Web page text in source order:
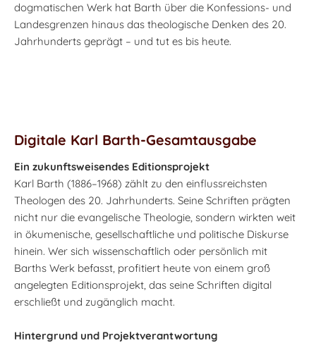
dogmatischen Werk hat Barth über die Konfessions- und
Landesgrenzen hinaus das theologische Denken des 20.
Jahrhunderts geprägt – und tut es bis heute.
Digitale Karl Barth-Gesamtausgabe
Ein zukunftsweisendes Editionsprojekt
Karl Barth (1886–1968) zählt zu den einflussreichsten
Theologen des 20. Jahrhunderts. Seine Schriften prägten
nicht nur die evangelische Theologie, sondern wirkten weit
in ökumenische, gesellschaftliche und politische Diskurse
hinein. Wer sich wissenschaftlich oder persönlich mit
Barths Werk befasst, profitiert heute von einem groß
angelegten Editionsprojekt, das seine Schriften digital
erschließt und zugänglich macht.
Hintergrund und Projektverantwortung